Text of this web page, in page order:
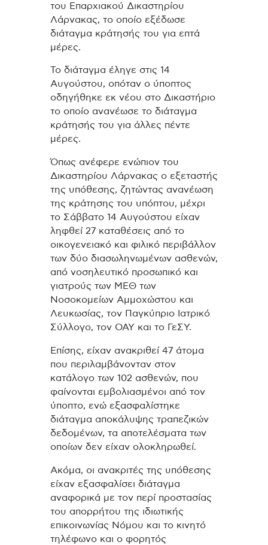
του Επαρχιακού Δικαστηρίου
Λάρνακας, το οποίο εξέδωσε
διάταγμα κράτησής του για επτά
μέρες.
Το διάταγμα έληγε στις 14
Αυγούστου, οπόταν ο ύποπτος
οδηγήθηκε εκ νέου στο Δικαστήριο
το οποίο ανανέωσε το διάταγμα
κράτησής του για άλλες πέντε
μέρες.
Όπως ανέφερε ενώπιον του
Δικαστηρίου Λάρνακας ο εξεταστής
της υπόθεσης, ζητώντας ανανέωση
της κράτησης του υπόπτου, μέχρι
το Σάββατο 14 Αυγούστου είχαν
ληφθεί 27 καταθέσεις από το
οικογενειακό και φιλικό περιβάλλον
των δύο διασωληνωμένων ασθενών,
από νοσηλευτικό προσωπικό και
γιατρούς των ΜΕΘ των
Νοσοκομείων Αμμοχώστου και
Λευκωσίας, τον Παγκύπριο Ιατρικό
Σύλλογο, τον ΟΑΥ και το ΓεΣΥ.
Επίσης, είχαν ανακριθεί 47 άτομα
που περιλαμβάνονταν στον
κατάλογο των 102 ασθενών, που
φαίνονται εμβολιασμένοι από τον
ύποπτο, ενώ εξασφαλίστηκε
διάταγμα αποκάλυψης τραπεζικών
δεδομένων, τα αποτελέσματα των
οποίων δεν είχαν ολοκληρωθεί.
Ακόμα, οι ανακριτές της υπόθεσης
είχαν εξασφαλίσει διάταγμα
αναφορικά με τον περί προστασίας
του απορρήτου της ιδιωτικής
επικοινωνίας Νόμου και το κινητό
τηλέφωνο και ο φορητός